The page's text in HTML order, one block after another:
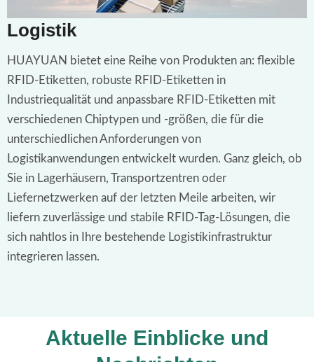
Logistik
HUAYUAN bietet eine Reihe von Produkten an: flexible
RFID-Etiketten, robuste RFID-Etiketten in
Industriequalität und anpassbare RFID-Etiketten mit
verschiedenen Chiptypen und -größen, die für die
unterschiedlichen Anforderungen von
Logistikanwendungen entwickelt wurden. Ganz gleich, ob
Sie in Lagerhäusern, Transportzentren oder
Liefernetzwerken auf der letzten Meile arbeiten, wir
liefern zuverlässige und stabile RFID-Tag-Lösungen, die
sich nahtlos in Ihre bestehende Logistikinfrastruktur
integrieren lassen.
Aktuelle Einblicke und